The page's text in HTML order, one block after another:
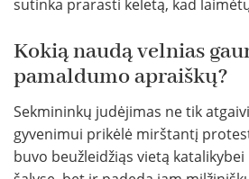
sutinka prarasti keletą, kad
Kokią naudą velnias
pamaldumo apraiškų?
Sekmininkų judėjimas ne tik
gyvenimui prikėlė mirštantį
buvo beužleidžiąs vietą